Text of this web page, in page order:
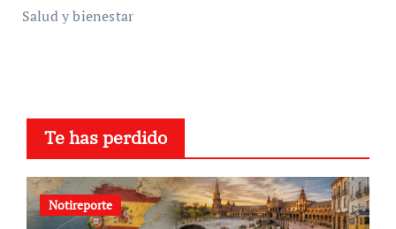
Salud y bienestar
Te has perdido
Notireporte